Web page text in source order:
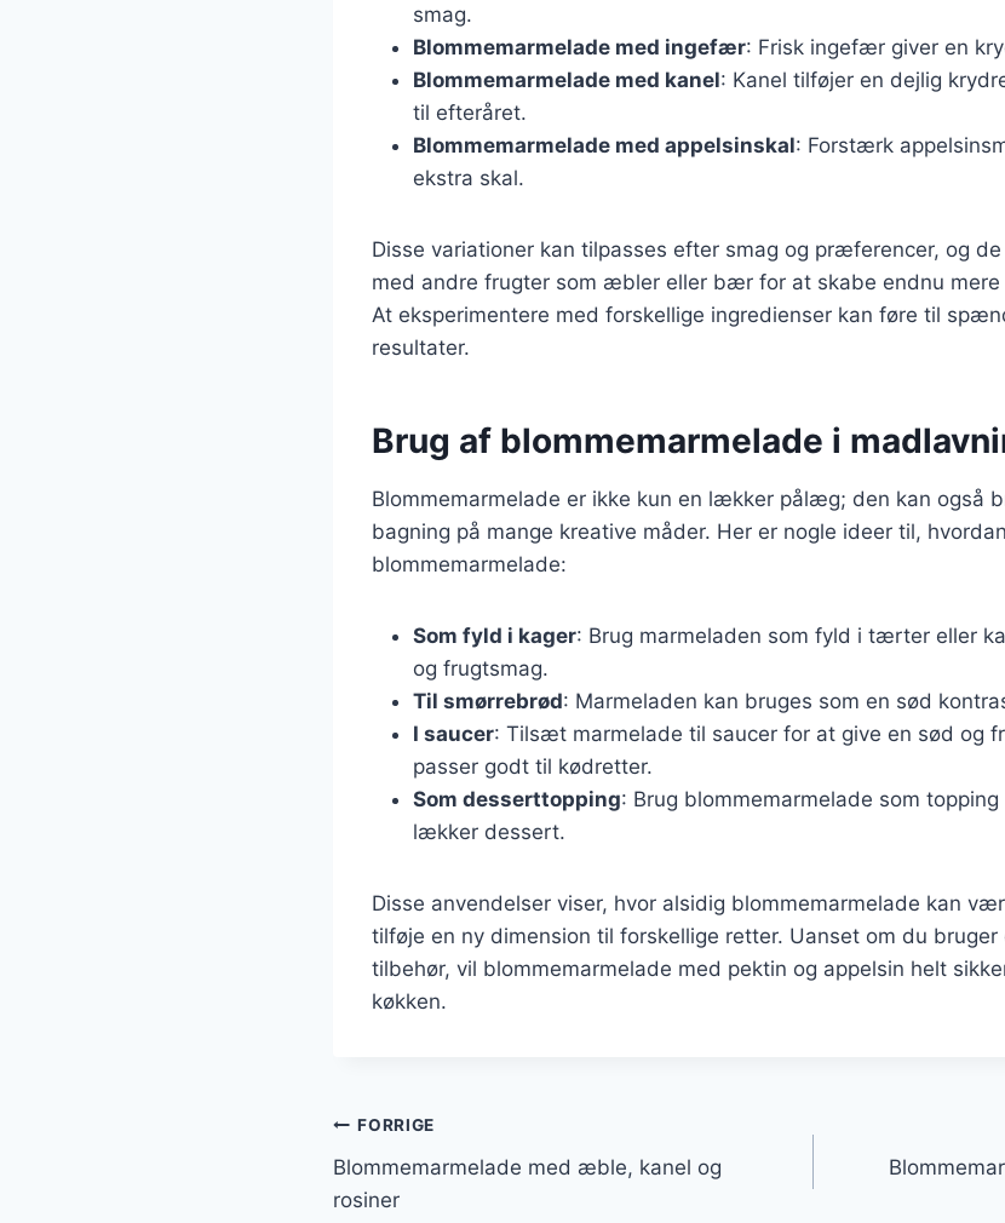
smag.
Blommemarmelade med ingefær: Frisk ingefær giver en
Blommemarmelade med kanel: Kanel tilføjer en dejlig
til efteråret.
Blommemarmelade med appelsinskal: Forstærk
ekstra skal.
Disse variationer kan tilpasses efter smag og præferencer, og
med andre frugter som æbler eller bær for at skabe endnu mere
At eksperimentere med forskellige ingredienser kan føre til
resultater.
Brug af blommemarmelade i
Blommemarmelade er ikke kun en lækker pålæg; den kan også
bagning på mange kreative måder. Her er nogle ideer til,
blommemarmelade:
Som fyld i kager: Brug marmeladen som fyld i tærter eller
og frugtsmag.
Til smørrebrød: Marmeladen kan bruges som en sød
I saucer: Tilsæt marmelade til saucer for at give en sød og
passer godt til kødretter.
Som desserttopping: Brug blommemarmelade som
lækker dessert.
Disse anvendelser viser, hvor alsidig blommemarmelade kan
tilføje en ny dimension til forskellige retter. Uanset om du
tilbehør, vil blommemarmelade med pektin og appelsin helt
køkken.
Indlægsnavigation
FORRIGE
Blommemarmelade med æble, kanel og
rosiner